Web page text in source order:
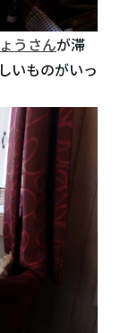
うさんが滞
いものがいっ